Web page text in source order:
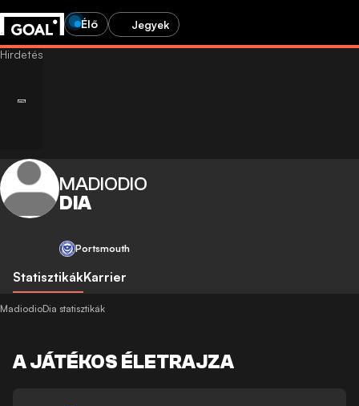
Élő Jegyek
MADIODIO
DIA
Portsmouth
StatisztikákKarrier
MadiodioDia statisztikák
A JÁTÉKOS ÉLETRAJZA